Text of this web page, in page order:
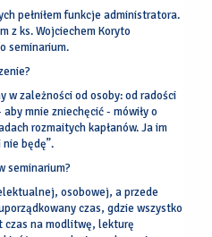
pełniłem funkcje administratora.
z ks. Wojciechem Koryto
seminarium.
w zależności od osoby: od radości
mnie zniechęcić - mówiły o
rozmaitych kapłanów. Ja im
będę”.
seminarium?
osobowej, a przede
czas, gdzie wszystko
czas na modlitwę, lekturę